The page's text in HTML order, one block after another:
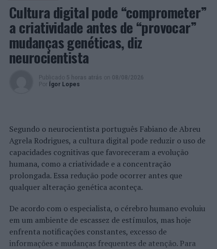
da PSP a fim de acionar a intervenção policial em tempo
útil e em prol de um melhor serviço à comunidade.
Foto: DR.
TÓPICOS RELACIONADOS:
NÃO PERCA
Sintra continua a acolher o melhor do cinema com o
LEFFEST
Cultura digital pode “comprometer”
a criatividade antes de “provocar”
mudanças genéticas, diz
neurocientista
Publicado 5 horas atrás on 08/08/2026
Por
Ígor Lopes
Segundo o neurocientista português Fabiano de Abreu
Agrela Rodrigues, a cultura digital pode reduzir o uso de
capacidades cognitivas que favoreceram a evolução
humana, como a criatividade e a concentração
prolongada. Essa redução pode ocorrer antes que
qualquer alteração genética aconteça.
De acordo com o especialista, o cérebro humano evoluiu
em um ambiente de escassez de estímulos, mas hoje
enfrenta notificações constantes, excesso de
informações e mudanças frequentes de atenção. Para